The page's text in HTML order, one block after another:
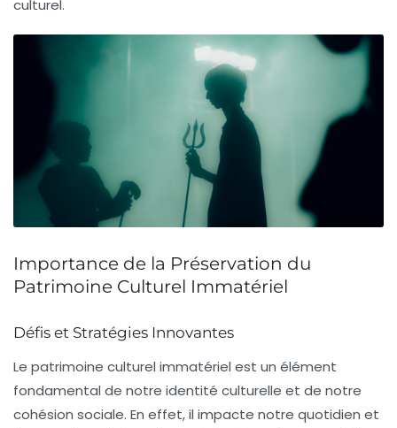
culturel.
Importance de la Préservation du
Patrimoine Culturel Immatériel
Défis et Stratégies Innovantes
Le patrimoine culturel immatériel est un élément
fondamental de notre identité culturelle et de notre
cohésion sociale. En effet, il impacte notre quotidien et